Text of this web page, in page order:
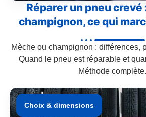
Réparer un pneu crevé
champignon, ce qui
Mèche ou champignon : différences,
Quand le pneu est réparable et
Méthode
Choix & dimensions